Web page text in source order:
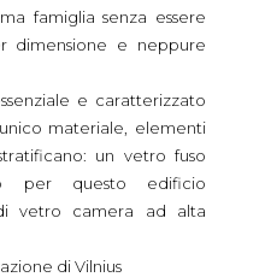
famiglia senza essere
dimensione e neppure
e caratterizzato
materiale, elementi
un vetro fuso
per questo edificio
vetro camera ad alta
di Vilnius